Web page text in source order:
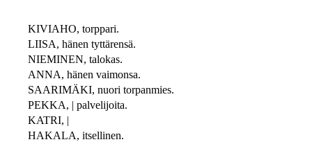
KIVIAHO, torppari.
LIISA, hänen tyttärensä.
NIEMINEN, talokas.
ANNA, hänen vaimonsa.
SAARIMÄKI, nuori torpanmies.
PEKKA, | palvelijoita.
KATRI, |
HAKALA, itsellinen.